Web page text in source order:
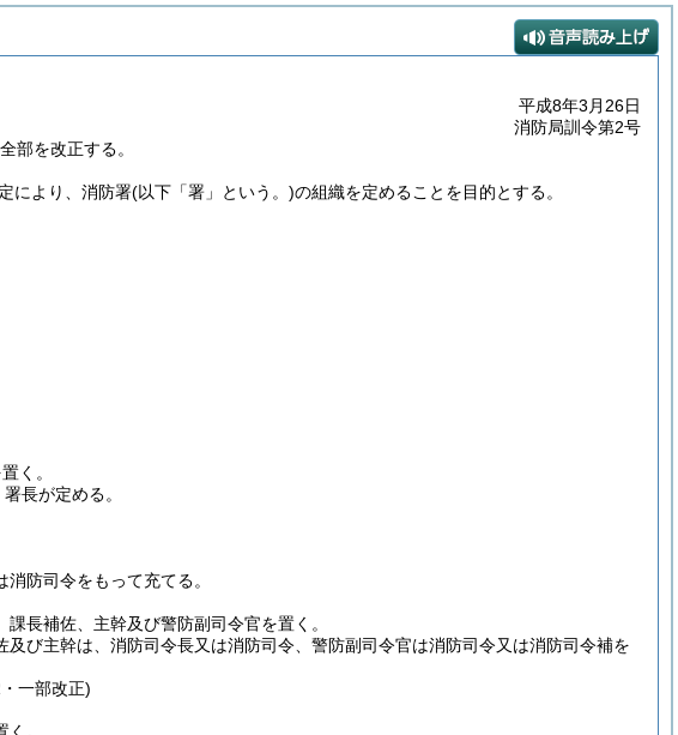
平成8年3月26日
消防局訓令第2号
部を改正する。
により、消防署(以下「署」という。)の組織を定めることを目的とする。
く。
長が定める。
防司令をもって充てる。
長補佐、主幹及び警防副司令官を置く。
び主幹は、消防司令長又は消防司令、警防副司令官は消防司令又は消防司令補を
一部改正)